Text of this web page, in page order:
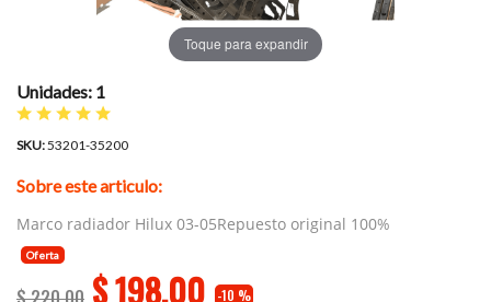
Toque para expandir
Unidades: 1
SKU:53201-35200
Sobre este articulo:
Marco radiador Hilux 03-05Repuesto original 100%
Oferta
$198.00 -10 %